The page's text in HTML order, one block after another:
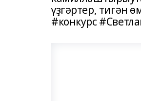
үҙгәртер, тигән
#конкурс